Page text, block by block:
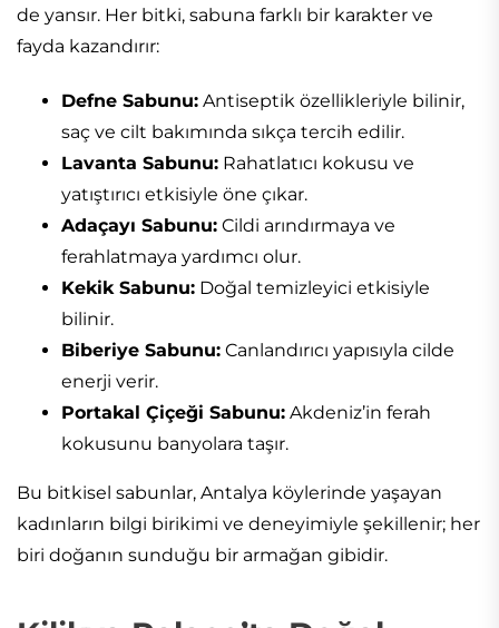
de yansır. Her bitki, sabuna farklı bir karakter ve
fayda kazandırır:
Defne Sabunu: Antiseptik özellikleriyle bilinir,
saç ve cilt bakımında sıkça tercih edilir.
Lavanta Sabunu: Rahatlatıcı kokusu ve
yatıştırıcı etkisiyle öne çıkar.
Adaçayı Sabunu: Cildi arındırmaya ve
ferahlatmaya yardımcı olur.
Kekik Sabunu: Doğal temizleyici etkisiyle
bilinir.
Biberiye Sabunu: Canlandırıcı yapısıyla cilde
enerji verir.
Portakal Çiçeği Sabunu: Akdeniz’in ferah
kokusunu banyolara taşır.
Bu bitkisel sabunlar, Antalya köylerinde yaşayan
kadınların bilgi birikimi ve deneyimiyle şekillenir; her
biri doğanın sunduğu bir armağan gibidir.